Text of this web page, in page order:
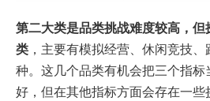
第二大类是品类挑战难度较高，
类 ，主要有模拟经营、休闲竞技
种。这几个品类有机会把三个指
好，但在其他指标方面会存在一